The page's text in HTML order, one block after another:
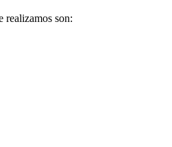
realizamos son: